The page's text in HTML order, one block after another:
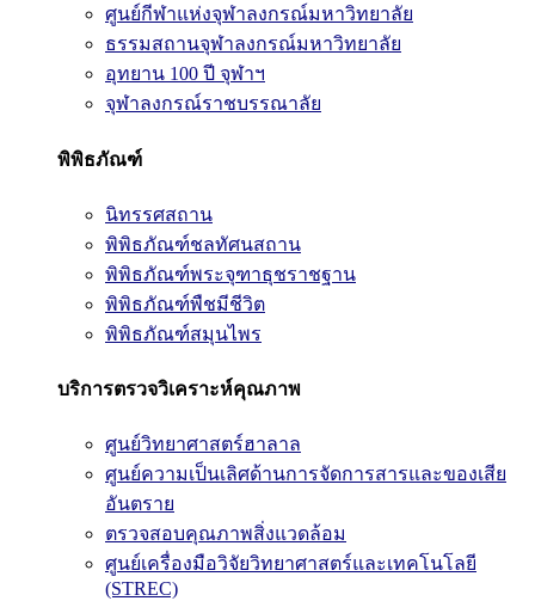
ศูนย์กีฬาแห่งจุฬาลงกรณ์มหาวิทยาลัย
ธรรมสถานจุฬาลงกรณ์มหาวิทยาลัย
อุทยาน 100 ปี จุฬาฯ
จุฬาลงกรณ์ราชบรรณาลัย
พิพิธภัณฑ์
นิทรรศสถาน
พิพิธภัณฑ์ชลทัศนสถาน
พิพิธภัณฑ์พระจุฑาธุชราชฐาน
พิพิธภัณฑ์พืชมีชีวิต
พิพิธภัณฑ์สมุนไพร
บริการตรวจวิเคราะห์คุณภาพ
ศูนย์วิทยาศาสตร์ฮาลาล
ศูนย์ความเป็นเลิศด้านการจัดการสารและของเสีย
อันตราย
ตรวจสอบคุณภาพสิ่งแวดล้อม
ศูนย์เครื่องมือวิจัยวิทยาศาสตร์และเทคโนโลยี
(STREC)